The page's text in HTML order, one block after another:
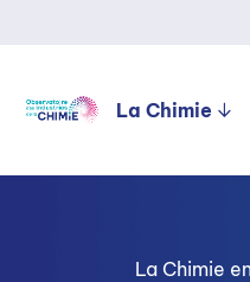
La Chimie
La Chimie